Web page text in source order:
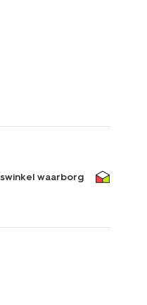
waarborg